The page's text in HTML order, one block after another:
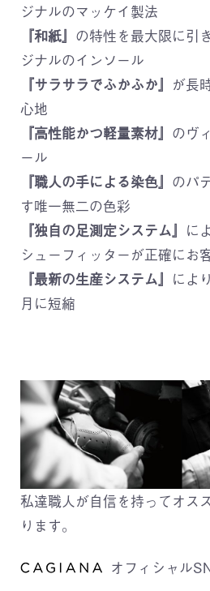
ジナルのマッケイ製法
『和紙』 の特性を最大限に引
ジナルのインソール
『サラサラでふかふか』 が長
心地
『高性能かつ軽量素材』 のヴ
ール
『職人の手による染色』 のパ
す唯一無二の色彩
『独自の足測定システム』 に
シューフィッターが正確にお
『最新の生産システム』 によ
月に短縮
私達職人が自信を持ってオス
ります。
オフィシャル